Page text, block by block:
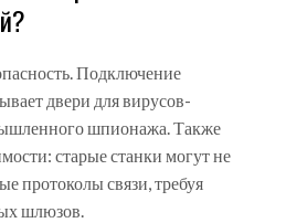
Подключение
двери для вирусов-
шпионажа. Также
старые станки могут не
протоколы связи, требуя
шлюзов.